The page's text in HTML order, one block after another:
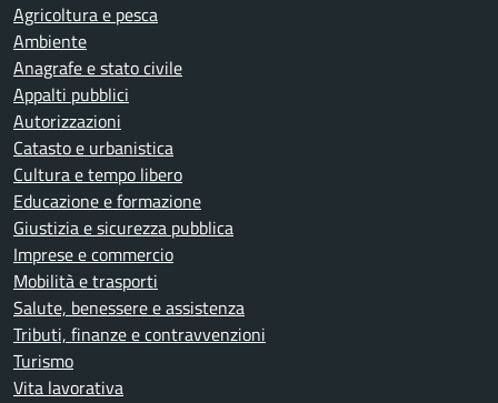
Agricoltura e pesca
Ambiente
Anagrafe e stato civile
Appalti pubblici
Autorizzazioni
Catasto e urbanistica
Cultura e tempo libero
Educazione e formazione
Giustizia e sicurezza pubblica
Imprese e commercio
Mobilità e trasporti
Salute, benessere e assistenza
Tributi, finanze e contravvenzioni
Turismo
Vita lavorativa